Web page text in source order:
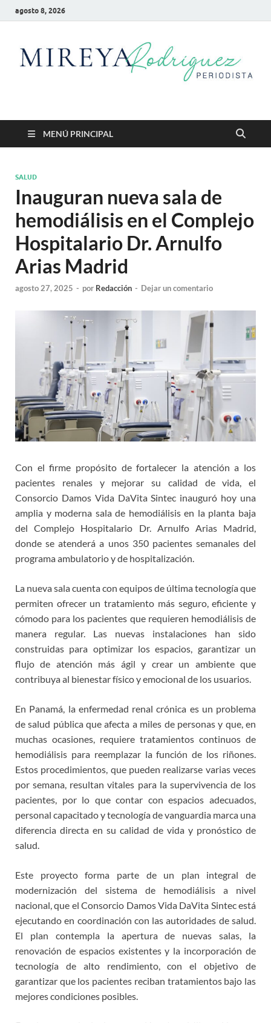
agosto 8, 2026
Mireya Rodriguez
MENÚ PRINCIPAL
SALUD
Inauguran nueva sala de
hemodiálisis en el Complejo
Hospitalario Dr. Arnulfo
Arias Madrid
agosto 27, 2025 - por Redacción - Dejar un comentario
Con el firme propósito de fortalecer la atención a los
pacientes renales y mejorar su calidad de vida, el
Consorcio Damos Vida DaVita Sintec inauguró hoy una
amplia y moderna sala de hemodiálisis en la planta baja
del Complejo Hospitalario Dr. Arnulfo Arias Madrid,
donde se atenderá a unos 350 pacientes semanales del
programa ambulatorio y de hospitalización.
La nueva sala cuenta con equipos de última tecnología que
permiten ofrecer un tratamiento más seguro, eficiente y
cómodo para los pacientes que requieren hemodiálisis de
manera regular. Las nuevas instalaciones han sido
construidas para optimizar los espacios, garantizar un
flujo de atención más ágil y crear un ambiente que
contribuya al bienestar físico y emocional de los usuarios.
En Panamá, la enfermedad renal crónica es un problema
de salud pública que afecta a miles de personas y que, en
muchas ocasiones, requiere tratamientos continuos de
hemodiálisis para reemplazar la función de los riñones.
Estos procedimientos, que pueden realizarse varias veces
por semana, resultan vitales para la supervivencia de los
pacientes, por lo que contar con espacios adecuados,
personal capacitado y tecnología de vanguardia marca una
diferencia directa en su calidad de vida y pronóstico de
salud.
Este proyecto forma parte de un plan integral de
modernización del sistema de hemodiálisis a nivel
nacional, que el Consorcio Damos Vida DaVita Sintec está
ejecutando en coordinación con las autoridades de salud.
El plan contempla la apertura de nuevas salas, la
renovación de espacios existentes y la incorporación de
tecnología de alto rendimiento, con el objetivo de
garantizar que los pacientes reciban tratamientos bajo las
mejores condiciones posibles.